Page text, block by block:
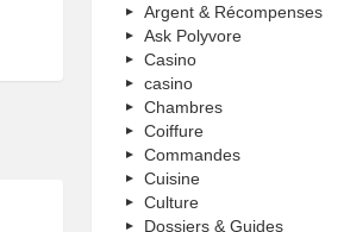
Argent & Récompenses
Ask Polyvore
Casino
casino
Chambres
Coiffure
Commandes
Cuisine
Culture
Dossiers & Guides